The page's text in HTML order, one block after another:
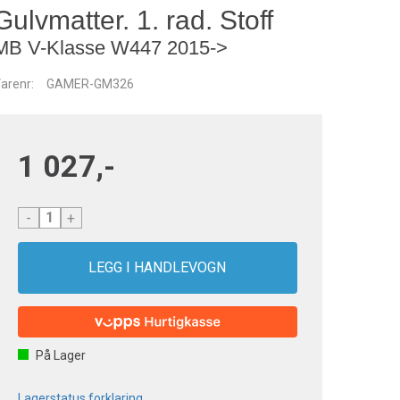
1. rad. Stoff
V-Klasse W447 2015->
GAMER-GM326
1 027,-
- +
På Lager